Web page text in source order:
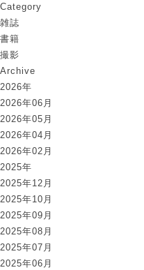
Category
雑誌
書籍
撮影
Archive
2026年
2026年06月
2026年05月
2026年04月
2026年02月
2025年
2025年12月
2025年10月
2025年09月
2025年08月
2025年07月
2025年06月